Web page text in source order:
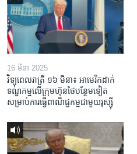
16 មីនា 2025
វិទ្យុពេលរាត្រី ១៦ មីនា៖ អាមេរិក​ដាក់​
ទណ្ឌកម្ម​លើ​ក្រុមហ៊ុន​ថៃ​បន្ថែម​ទៀត​
សម្រាប់​ការ​ធ្វើ​ពាណិជ្ជកម្ម​ជាមួយ​រុស្ស៊ី